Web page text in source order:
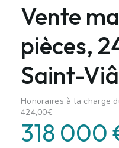
Vente
pièces,
Saint-
Honoraires à la charge
424,00€
318 000